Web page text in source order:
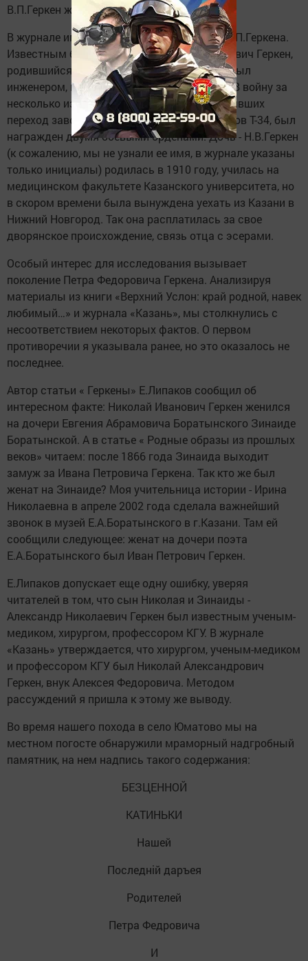
В.П.Геркен жил там.
В журнале имеются сведения о потомках В.П.Геркена.
Известным был его сын - Игорь Владимирович Геркен,
родившийся в 1903 году. Он жил на Урале, был
инженером, всю жизнь отдал «Уралмашу». В войну за
несколько изобретений, значительно ускоривших
переход заводов на массовый выпуск танков Т-34, был
награжден двумя боевыми орденами. Дочь - Н.В.Геркен
(к сожалению, мы не узнали ее имя, в журнале указаны
только инициалы) родилась в 1910 году, училась на
медицинском факультете Казанского университета, но
в скором времени была вынуждена уехать из Казани в
Нижний Новгород. Так она расплатилась за свое
дворянское происхождение, связь отца с эсерами.
Особый интерес для исследования вызывает
поколение Петра Федоровича Геркена. Анализируя
материалы из книги «Верхний Услон: край родной, навек
любимый…» и журнала «Казань», мы столкнулись с
несоответствием некоторых фактов. О первом
противоречии я указывала ранее, но это оказалось не
последнее.
Автор статьи « Геркены» Е.Липаков сообщил об
интересном факте: Николай Иванович Геркен женился
на дочери Евгения Абрамовича Боратынского Зинаиде
Боратынской. А в статье « Родные образы из прошлых
веков» читаем: после 1866 года Зинаида выходит
замуж за Ивана Петровича Геркена. Так кто же был
женат на Зинаиде? Моя учительница истории - Ирина
Николаевна в апреле 2002 года сделала важнейший
звонок в музей Е.А.Боратынского в г.Казани. Там ей
сообщили следующее: женат на дочери поэта
Е.А.Боратынского был Иван Петрович Геркен.
Е.Липаков допускает еще одну ошибку, уверяя
читателей в том, что сын Николая и Зинаиды -
Александр Николаевич Геркен был известным ученым-
медиком, хирургом, профессором КГУ. В журнале
«Казань» утверждается, что хирургом, ученым-медиком
и профессором КГУ был Николай Александрович
Геркен, внук Алексея Федоровича. Методом
рассуждений я пришла к этому же выводу.
Во время нашего похода в село Юматово мы на
местном погосте обнаружили мраморный надгробный
памятник, на нем надпись такого содержания:
БЕЗЦЕННОЙ
КАТИНЬКИ
Нашей
Последнiй даръея
Родителей
Петра Федровича
И